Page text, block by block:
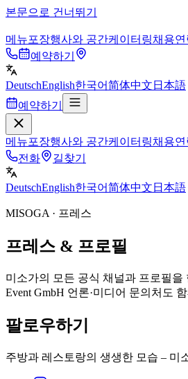
본문으로 건너뛰기
메뉴포장행사와 공간케이터링채용연
예약하기
DeutschEnglish한국어简体中文 日本語
예약하기
메뉴포장행사와 공간케이터링채용연
전화
길찾기
DeutschEnglish한국어简体中文 日本語
MISOGA · 프레스
프레스 & 프로필
미소가의 모든 공식 채널과 프로필을
Event GmbH 언론·미디어 문의처도
팔로우하기
주방과 레스토랑의 생생한 모습 – 미